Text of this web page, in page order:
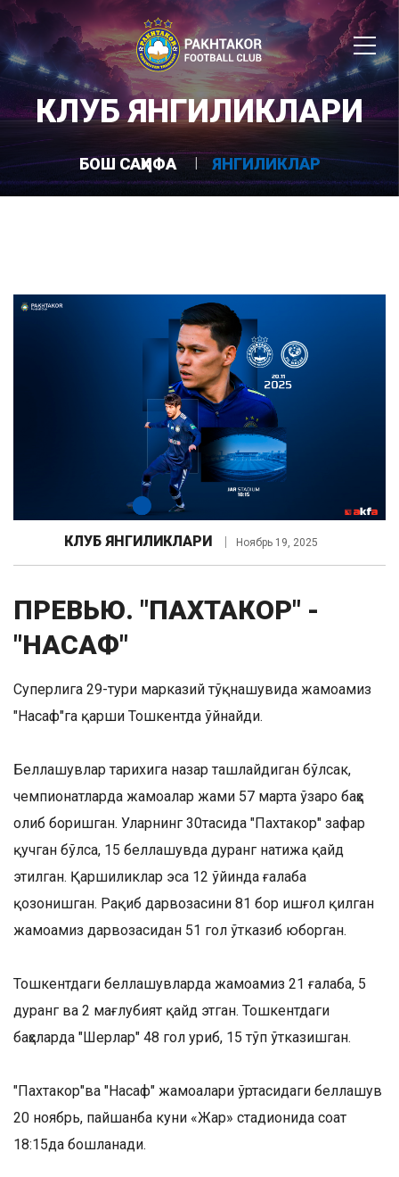
КЛУБ ЯНГИЛИКЛАРИ
БОШ САҲИФА ЯНГИЛИКЛАР
КЛУБ ЯНГИЛИКЛАРИ Ноябрь 19, 2025
ПРЕВЬЮ. "ПАХТАКОР" -
"НАСАФ"
Суперлига 29-тури марказий тўқнашувида жамоамиз
"Насаф"га қарши Тошкентда ўйнайди.
Беллашувлар тарихига назар ташлайдиган бўлсак,
чемпионатларда жамоалар жами 57 марта ўзаро баҳс
олиб боришган. Уларнинг 30тасида "Пахтакор" зафар
қучган бўлса, 15 беллашувда дуранг натижа қайд
этилган. Қаршиликлар эса 12 ўйинда ғалаба
қозонишган. Рақиб дарвозасини 81 бор ишғол қилган
жамоамиз дарвозасидан 51 гол ўтказиб юборган.
Тошкентдаги беллашувларда жамоамиз 21 ғалаба, 5
дуранг ва 2 мағлубият қайд этган. Тошкентдаги
баҳсларда "Шерлар" 48 гол уриб, 15 тўп ўтказишган.
"Пахтакор"ва "Насаф" жамоалари ўртасидаги беллашув
20 ноябрь, пайшанба куни «Жар» стадионида соат
18:15да бошланади.